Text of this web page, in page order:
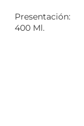
Presentación:
400 Ml.